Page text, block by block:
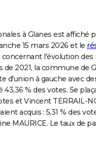
à Glanes est affiché
15 mars 2026 et le
l'évolution
de 2021, la commune de
d'union à gauche avec
% des votes. Se
et Vincent TERRAIL-
acquis : 5,31 % des
MAURICE. Le taux de